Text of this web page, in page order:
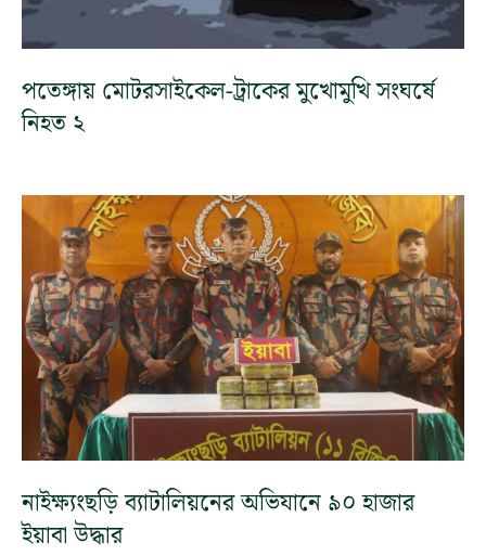
পতেঙ্গায় মোটরসাইকেল-ট্রাকের মুখোমুখি সংঘর্ষে
নিহত ২
নাইক্ষ্যংছড়ি ব্যাটালিয়নের অভিযানে ৯০ হাজার
ইয়াবা উদ্ধার